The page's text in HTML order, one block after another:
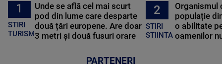
1
STIRI
TURISM
Unde se află cel mai scurt
pod din lume care desparte
două țări europene. Are doar
3 metri și două fusuri orare
2
STIRI
STIINTA
Organismul
populație
o abilitate
oamenilor
PARTENERI